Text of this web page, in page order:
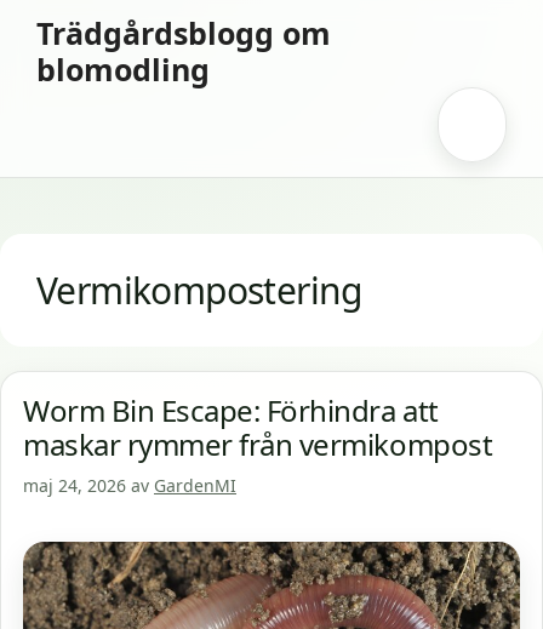
innehåll
Trädgårdsblogg om
blomodling
Vermikompostering
Worm Bin Escape: Förhindra att
maskar rymmer från vermikompost
maj 24, 2026 av GardenMI